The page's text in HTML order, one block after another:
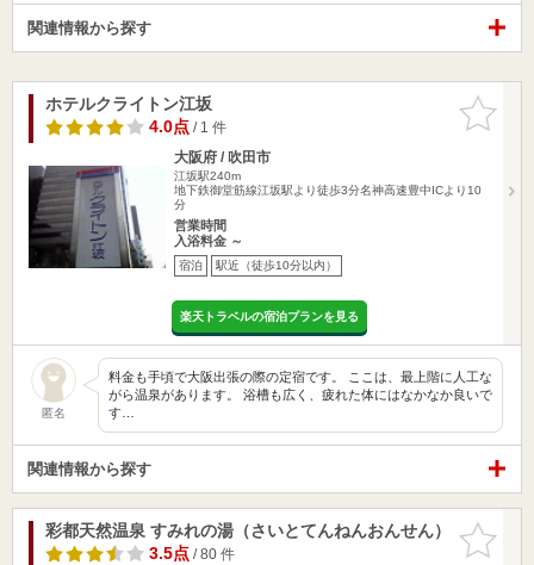
関連情報から探す
お気に入
りに追加
ホテルクライトン江坂
4.0点/ 1 件
大阪府 / 吹田市
江坂駅240m
地下鉄御堂筋線江坂駅より徒歩3分名神高速豊中ICより10
分
営業時間
入浴料金 ～
宿泊 駅近（徒歩10分以内）
楽天トラベルの宿泊プランを見る
匿名
料金も手頃で大阪出張の際の定宿です。 ここは、最上階に人工な
がら温泉があります。 浴槽も広く、疲れた体にはなかなか良いで
す…
関連情報から探す
お気に入
りに追加
彩都天然温泉 すみれの湯（さいとてんねんおんせん）
3.5点/ 80 件